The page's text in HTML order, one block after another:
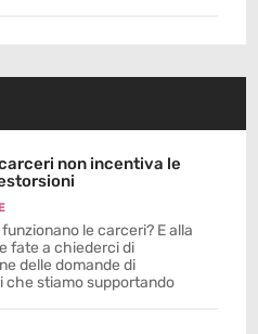
non incentiva le
le carceri? E alla
fate a chiederci di
delle domande di
che stiamo supportando